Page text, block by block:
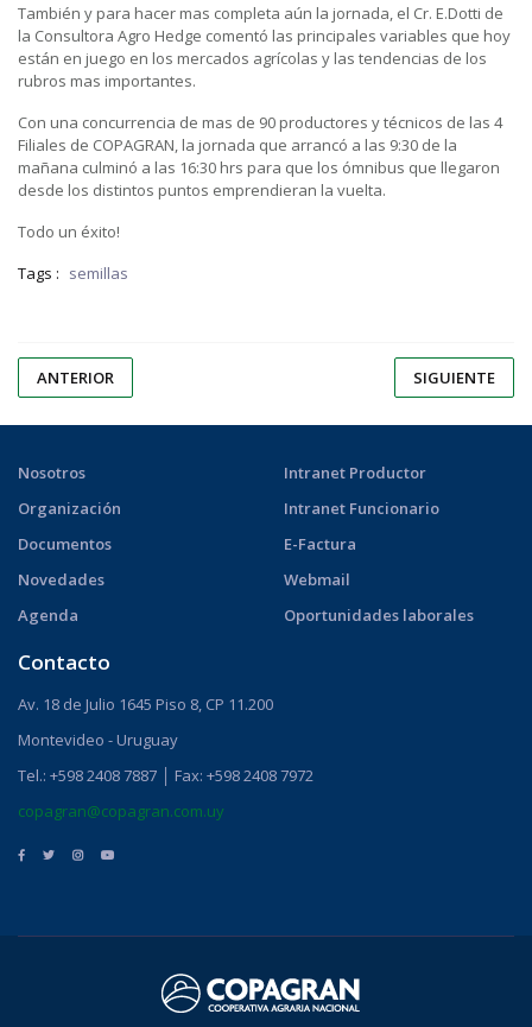
También y para hacer mas completa aún la jornada, el Cr. E.Dotti de
la Consultora Agro Hedge comentó las principales variables que hoy
están en juego en los mercados agrícolas y las tendencias de los
rubros mas importantes.
Con una concurrencia de mas de 90 productores y técnicos de las 4
Filiales de COPAGRAN, la jornada que arrancó a las 9:30 de la
mañana culminó a las 16:30 hrs para que los ómnibus que llegaron
desde los distintos puntos emprendieran la vuelta.
Todo un éxito!
Tags : semillas
ANTERIOR SIGUIENTE
Nosotros
Organización
Documentos
Novedades
Agenda
Intranet Productor
Intranet Funcionario
E-Factura
Webmail
Oportunidades laborales
Contacto
Av. 18 de Julio 1645 Piso 8, CP 11.200
Montevideo - Uruguay
Tel.: +598 2408 7887 │ Fax: +598 2408 7972
copagran@copagran.com.uy